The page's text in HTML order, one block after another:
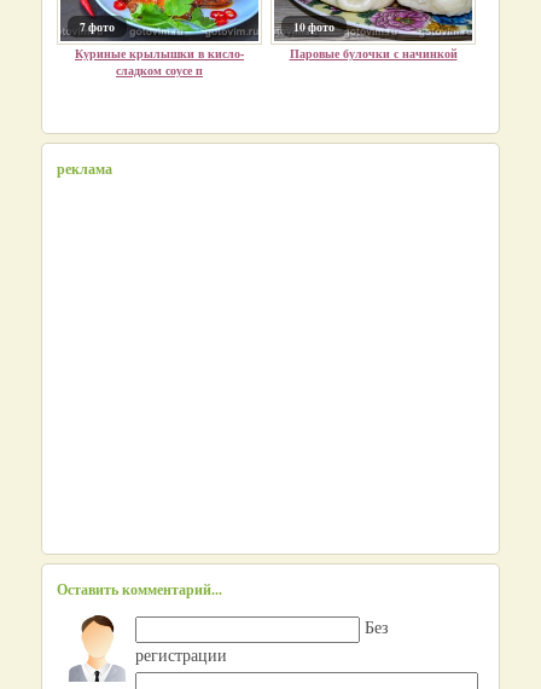
7 фото
Куриные крылышки в кисло-
сладком соусе п
10 фото
Паровые булочки с начинкой
реклама
Оставить комментарий...
Без
регистрации